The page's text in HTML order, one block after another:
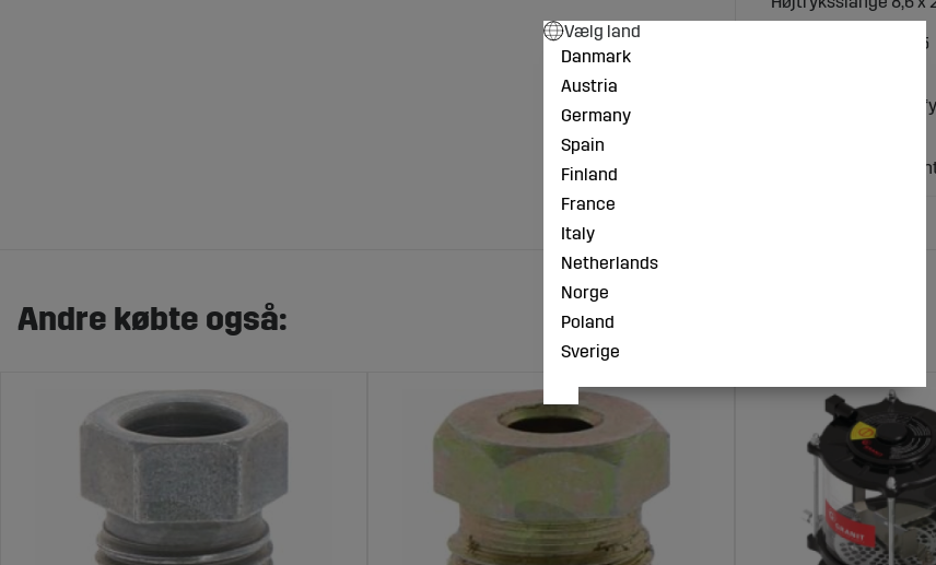
Rulle-længde (m): 15
Udførelse: med
Materiale: Plast /
Andre købte også:
Vælg land
Danmark
Austria
Germany
Spain
Finland
France
Italy
Netherlands
Norge
Poland
Sverige